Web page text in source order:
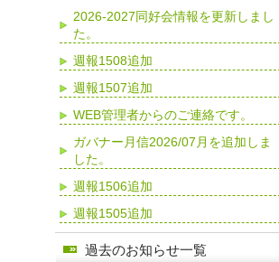
2026-2027同好会情報を更新しまし
た。
週報1508追加
週報1507追加
WEB管理者からのご連絡です。
ガバナー月信2026/07月を追加しま
した。
週報1506追加
週報1505追加
過去のお知らせ一覧